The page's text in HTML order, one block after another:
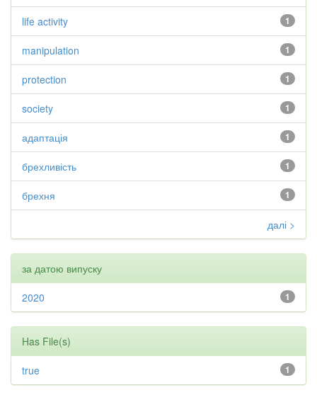
1
life activity
1
manipulation
1
protection
1
society
1
адаптація
1
брехливість
1
брехня
далі >
за датою випуску
1
2020
Has File(s)
1
true